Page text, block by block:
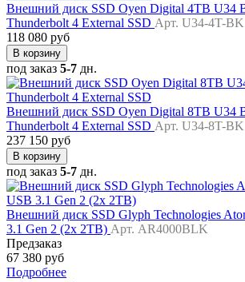
Внешний диск SSD Oyen Digital 4TB U34
Thunderbolt 4 External SSD Арт. U34-4T-BK
118 080 руб
В корзину
под заказ 5-7 дн.
Внешний диск SSD Oyen Digital 8TB U34
Thunderbolt 4 External SSD Арт. U34-8T-BK
237 150 руб
В корзину
под заказ 5-7 дн.
Внешний диск SSD Glyph Technologies
3.1 Gen 2 (2x 2TB) Арт. AR4000BLK
Предзаказ
67 380 руб
Подробнее